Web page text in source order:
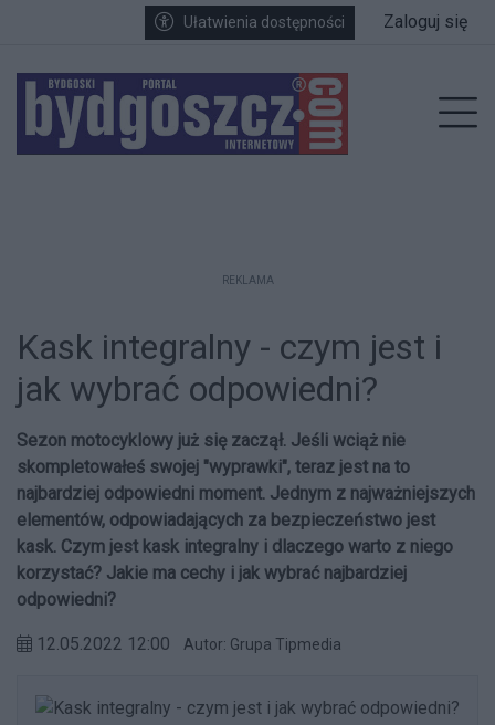
Przejdź do głównych treści
Przejdź do wyszukiwarki
Przejdź do głównego menuUłatwienia dostępności Zaloguj się
REKLAMA
Kask integralny - czym jest i
jak wybrać odpowiedni?
Sezon motocyklowy już się zaczął. Jeśli wciąż nie
skompletowałeś swojej "wyprawki", teraz jest na to
najbardziej odpowiedni moment. Jednym z najważniejszych
elementów, odpowiadających za bezpieczeństwo jest
kask. Czym jest kask integralny i dlaczego warto z niego
korzystać? Jakie ma cechy i jak wybrać najbardziej
odpowiedni?
12.05.2022 12:00 Autor: Grupa Tipmedia